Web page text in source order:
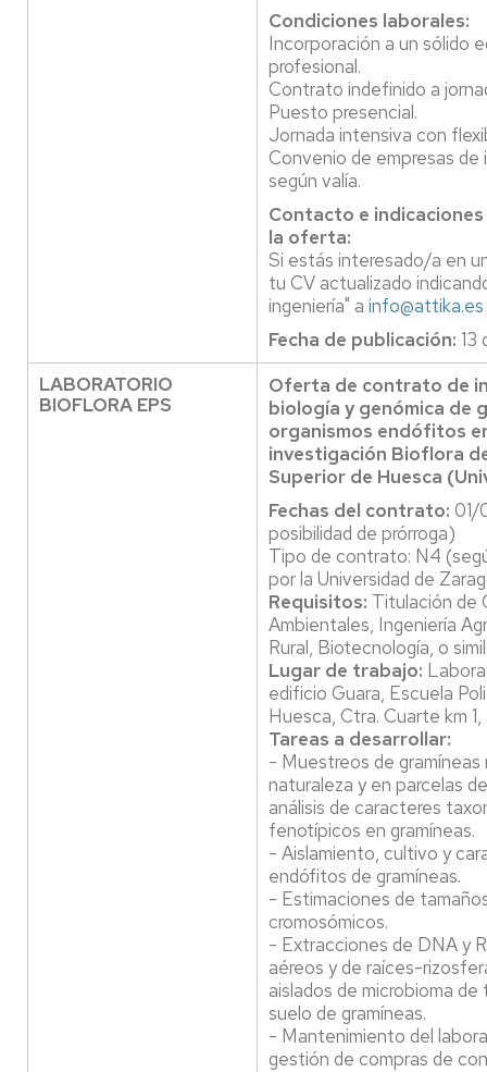
Condiciones laborales:
Incorporación a un sólido
profesional.
Contrato indefinido a
Puesto presencial.
Jornada intensiva con
Convenio de empresas de
según valía.
Contacto e
la oferta:
Si estás interesado/a en
tu CV actualizado
ingeniería" a info@attika.es
Fecha de publicación: 13
LABORATORIO
BIOFLORA EPS
Oferta de contrato de
biología y genómica de
organismos endófitos
investigación Bioflora
Superior de Huesca
Fechas del contrato: 01/
posibilidad de prórroga)
Tipo de contrato: N4
por la Universidad de
Requisitos: Titulación de
Ambientales, Ingeniería
Rural, Biotecnología, o
Lugar de trabajo:
edificio Guara, Escuela
Huesca, Ctra. Cuarte km
Tareas a desarrollar:
- Muestreos de
naturaleza y en parcelas
análisis de caracteres
fenotípicos en gramíneas.
- Aislamiento, cultivo y
endófitos de gramíneas.
- Estimaciones de
cromosómicos.
- Extracciones de DNA y
aéreos y de raíces-
aislados de microbioma
suelo de gramíneas.
- Mantenimiento del
gestión de compras de